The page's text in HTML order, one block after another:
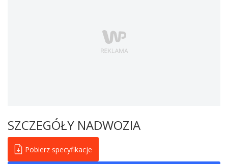
SZCZEGÓŁY NADWOZIA
Pobierz specyfikacje